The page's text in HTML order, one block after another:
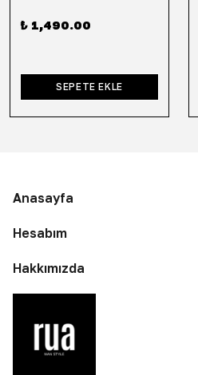
₺ 1,490.00
SEPETE EKLE
Anasayfa
Hesabım
Hakkımızda